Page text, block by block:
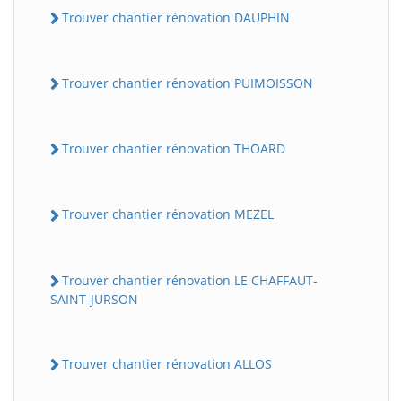
Trouver chantier rénovation DAUPHIN
Trouver chantier rénovation PUIMOISSON
Trouver chantier rénovation THOARD
Trouver chantier rénovation MEZEL
Trouver chantier rénovation LE CHAFFAUT-
SAINT-JURSON
Trouver chantier rénovation ALLOS